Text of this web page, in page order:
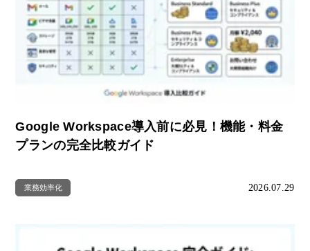
Google Workspace導入前に必見！機能・料金
プランの完全比較ガイド
業務効率化 2026.07.29